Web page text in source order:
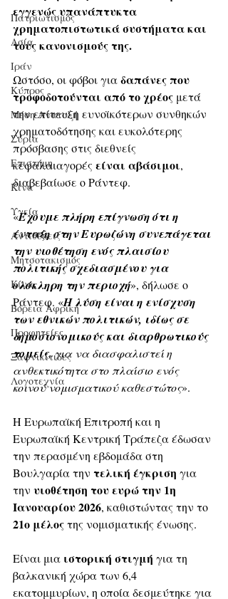
Πατριωτισμός
Ασία
Ιράν
Κύπρος
Μέση Ανατολή
Σύρια
Επιστήμη
Kίνα
Υγεία
Aντιθέσεις
Μητσοτακισμός
Κίνα
Βόρεια Αφρική
Προφητείες
Ξαφνικίτιδες
Λογοτεχνία
εγγενώς υπανάπτυκτα
χρηματοπιστωτικά συστήματα και
τους κανονισμούς της.
Ωστόσο, οι φόβοι για δαπάνες που
τροφοδοτούνται από το χρέος μετά
την επίτευξη ευνοϊκότερων συνθηκών
χρηματοδότησης και ευκολότερης
πρόσβασης στις διεθνείς
κεφαλαιαγορές είναι αβάσιμοι,
διαβεβαίωσε ο Ράντεφ.
«Έχουμε πλήρη επίγνωση ότι η
ένταξη στην Ευρωζώνη συνεπάγεται
την υιοθέτηση ενός πλαισίου
πολιτικής σχεδιασμένου για
ολόκληρη την περιοχή», δήλωσε ο
Ράντεφ. «Η λύση είναι η ενίσχυση
των εθνικών πολιτικών, ιδίως σε
δημοσιονομικούς και διαρθρωτικούς
τομείς, για να διασφαλιστεί η
ανθεκτικότητα στο πλαίσιο ενός
κοινού νομισματικού καθεστώτος».
Η Ευρωπαϊκή Επιτροπή και η
Ευρωπαϊκή Κεντρική Τράπεζα έδωσαν
την περασμένη εβδομάδα στη
Βουλγαρία την τελική έγκριση για
την υιοθέτηση του ευρώ την 1η
Ιανουαρίου 2026, καθιστώντας την το
21ο μέλος της νομισματικής ένωσης.
Είναι μια ιστορική στιγμή για τη
βαλκανική χώρα των 6,4
εκατομμυρίων, η οποία δεσμεύτηκε για